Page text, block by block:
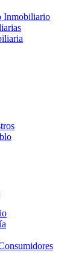
Inmobiliario